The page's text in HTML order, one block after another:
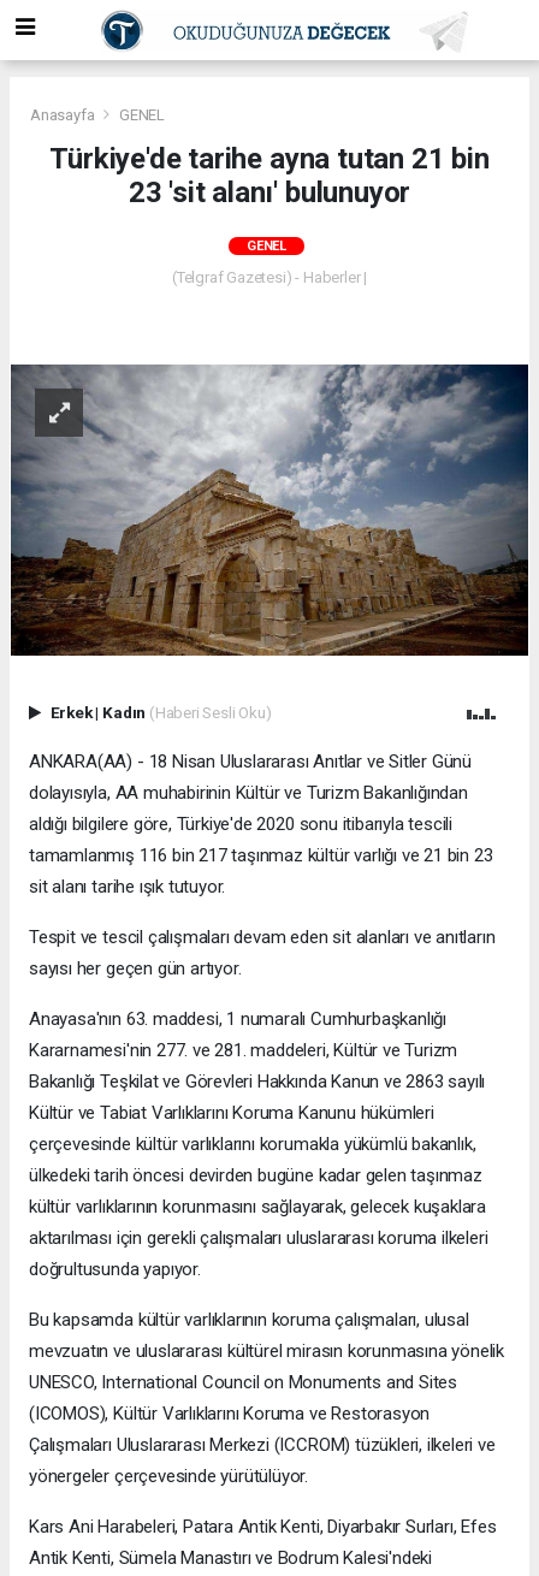
Anasayfa GENEL
Türkiye'de tarihe ayna tutan 21 bin
23 'sit alanı' bulunuyor
GENEL
(Telgraf Gazetesi) - Haberler |
Erkek| Kadın (Haberi Sesli Oku)
ANKARA(AA) - 18 Nisan Uluslararası Anıtlar ve Sitler Günü
dolayısıyla, AA muhabirinin Kültür ve Turizm Bakanlığından
aldığı bilgilere göre, Türkiye'de 2020 sonu itibarıyla tescili
tamamlanmış 116 bin 217 taşınmaz kültür varlığı ve 21 bin 23
sit alanı tarihe ışık tutuyor.
Tespit ve tescil çalışmaları devam eden sit alanları ve anıtların
sayısı her geçen gün artıyor.
Anayasa'nın 63. maddesi, 1 numaralı Cumhurbaşkanlığı
Kararnamesi'nin 277. ve 281. maddeleri, Kültür ve Turizm
Bakanlığı Teşkilat ve Görevleri Hakkında Kanun ve 2863 sayılı
Kültür ve Tabiat Varlıklarını Koruma Kanunu hükümleri
çerçevesinde kültür varlıklarını korumakla yükümlü bakanlık,
ülkedeki tarih öncesi devirden bugüne kadar gelen taşınmaz
kültür varlıklarının korunmasını sağlayarak, gelecek kuşaklara
aktarılması için gerekli çalışmaları uluslararası koruma ilkeleri
doğrultusunda yapıyor.
Bu kapsamda kültür varlıklarının koruma çalışmaları, ulusal
mevzuatın ve uluslararası kültürel mirasın korunmasına yönelik
UNESCO, International Council on Monuments and Sites
(ICOMOS), Kültür Varlıklarını Koruma ve Restorasyon
Çalışmaları Uluslararası Merkezi (ICCROM) tüzükleri, ilkeleri ve
yönergeler çerçevesinde yürütülüyor.
Kars Ani Harabeleri, Patara Antik Kenti, Diyarbakır Surları, Efes
Antik Kenti, Sümela Manastırı ve Bodrum Kalesi'ndeki